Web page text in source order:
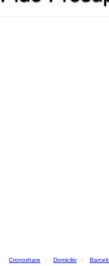
Cronoshare Domicilio